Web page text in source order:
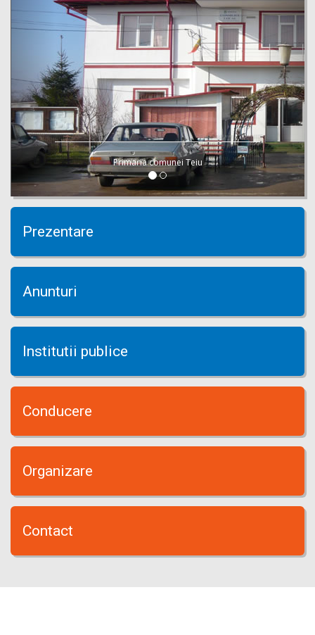
Primaria comunei Teiu
Prezentare
Anunturi
Institutii publice
Conducere
Organizare
Contact